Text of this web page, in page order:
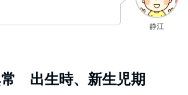
静江
出生時、新生児期